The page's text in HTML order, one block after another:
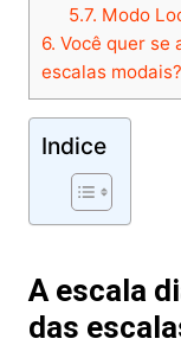
5.7. Modo
6. Você quer se
escalas modais?
Indice
A escala
das